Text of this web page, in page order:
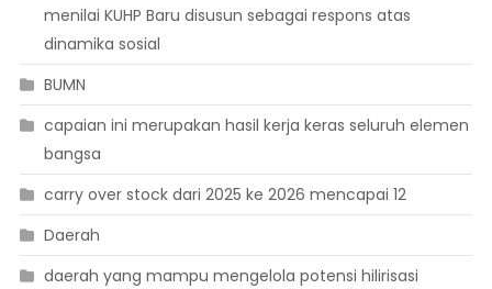
menilai KUHP Baru disusun sebagai respons atas
dinamika sosial
BUMN
capaian ini merupakan hasil kerja keras seluruh elemen
bangsa
carry over stock dari 2025 ke 2026 mencapai 12
Daerah
daerah yang mampu mengelola potensi hilirisasi